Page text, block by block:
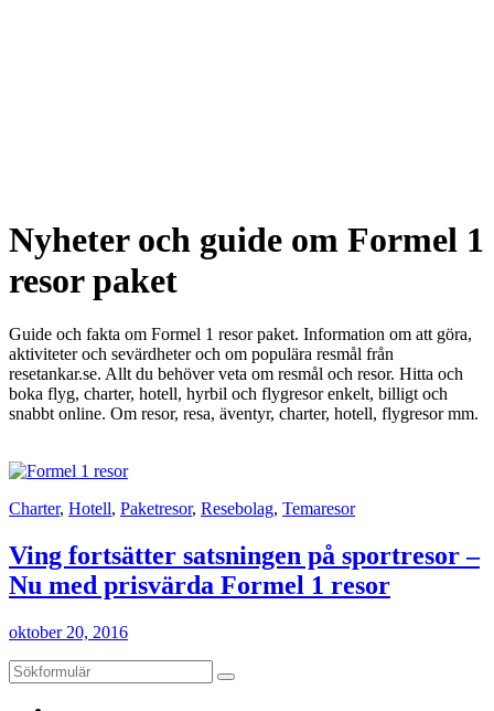
Nyheter och guide om Formel 1
resor paket
Guide och fakta om Formel 1 resor paket. Information om att göra,
aktiviteter och sevärdheter och om populära resmål från
resetankar.se. Allt du behöver veta om resmål och resor. Hitta och
boka flyg, charter, hotell, hyrbil och flygresor enkelt, billigt och
snabbt online. Om resor, resa, äventyr, charter, hotell, flygresor mm.
Charter, Hotell, Paketresor, Resebolag, Temaresor
Ving fortsätter satsningen på sportresor –
Nu med prisvärda Formel 1 resor
oktober 20, 2016